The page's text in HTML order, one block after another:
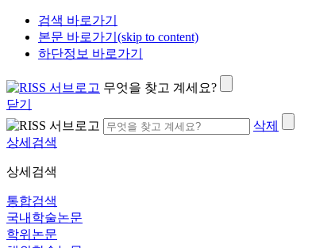
검색 바로가기
본문 바로가기(skip to content)
하단정보 바로가기
무엇을 찾고 계세요?
닫기
삭제
상세검색
상세검색
통합검색
국내학술논문
학위논문